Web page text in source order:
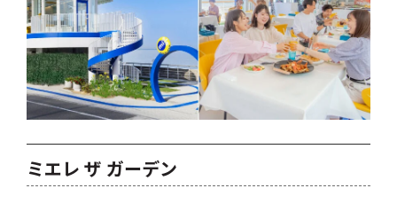
ミエレ ザ ガーデン